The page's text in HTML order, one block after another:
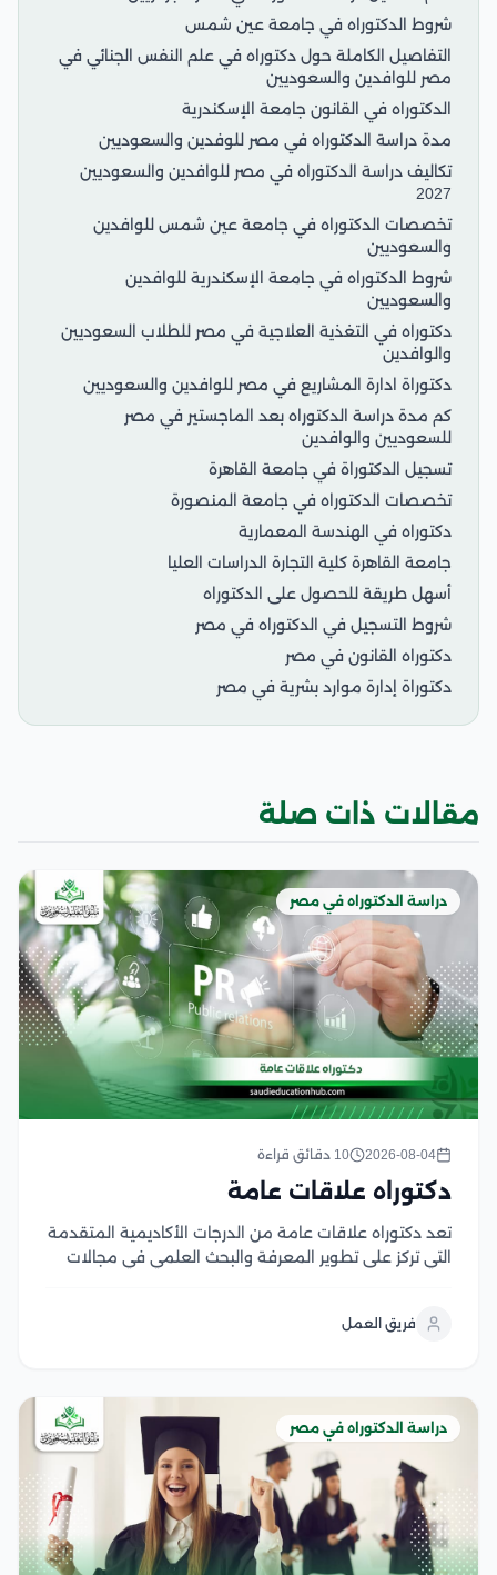
شروط الدكتوراه في جامعة عين شمس
التفاصيل الكاملة حول دكتوراه في علم النفس الجنائي في
مصر للوافدين والسعوديين
الدكتوراه في القانون جامعة الإسكندرية
مدة دراسة الدكتوراه في مصر للوفدين والسعوديين
تكاليف دراسة الدكتوراه في مصر للوافدين والسعوديين
2027
تخصصات الدكتوراه في جامعة عين شمس للوافدين
والسعوديين
شروط الدكتوراه في جامعة الإسكندرية للوافدين
والسعوديين
دكتوراه في التغذية العلاجية في مصر للطلاب السعوديين
والوافدين
دكتوراة ادارة المشاريع في مصر للوافدين والسعوديين
كم مدة دراسة الدكتوراه بعد الماجستير في مصر
للسعوديين والوافدين
تسجيل الدكتوراة في جامعة القاهرة
تخصصات الدكتوراه في جامعة المنصورة
دكتوراه في الهندسة المعمارية
جامعة القاهرة كلية التجارة الدراسات العليا
أسهل طريقة للحصول على الدكتوراه
شروط التسجيل في الدكتوراه في مصر
دكتوراه القانون في مصر
دكتوراة إدارة موارد بشرية في مصر
مقالات ذات صلة
دراسة الدكتوراه في مصر
2026-08-04 10 دقائق قراءة
دكتوراه علاقات عامة
تعد دكتوراه علاقات عامة من الدرجات الأكاديمية المتقدمة
التي تركز على تطوير المعرفة والبحث العلمي في مجالات
على دراسة استراتيجيات التواصل الحديثة وتحليل دور
فريق العمل
دراسة الدكتوراه في مصر